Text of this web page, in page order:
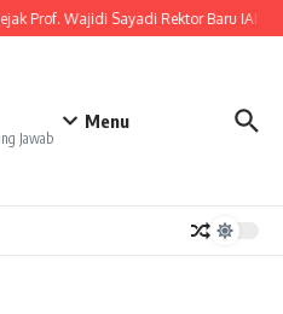
Prof. Wajidi Sayadi Rektor Baru IAIN
Jawab
Menu